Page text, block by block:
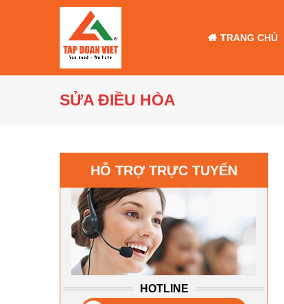
TRANG CHỦ
SỬA ĐIỀU HÒA
HỖ TRỢ TRỰC TUYẾN
HOTLINE